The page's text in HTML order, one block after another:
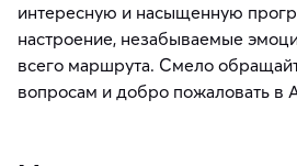
интересную и насыщенную
настроение, незабываемые
всего маршрута. Смело
вопросам и добро пожаловать в